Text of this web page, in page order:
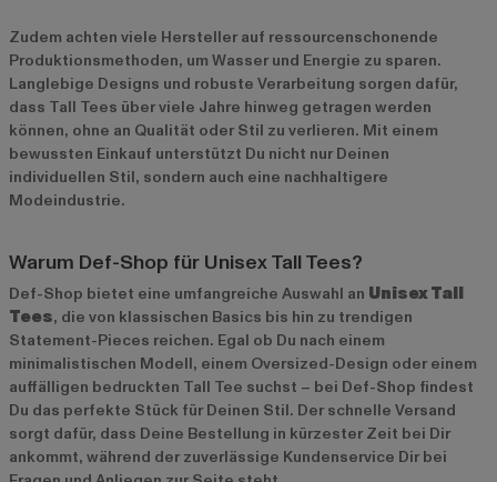
Zudem achten viele Hersteller auf ressourcenschonende
Produktionsmethoden, um Wasser und Energie zu sparen.
Langlebige Designs und robuste Verarbeitung sorgen dafür,
dass Tall Tees über viele Jahre hinweg getragen werden
können, ohne an Qualität oder Stil zu verlieren. Mit einem
bewussten Einkauf unterstützt Du nicht nur Deinen
individuellen Stil, sondern auch eine nachhaltigere
Modeindustrie.
Warum Def-Shop für Unisex Tall Tees?
Def-Shop bietet eine umfangreiche Auswahl an Unisex Tall
Tees, die von klassischen Basics bis hin zu trendigen
Statement-Pieces reichen. Egal ob Du nach einem
minimalistischen Modell, einem Oversized-Design oder einem
auffälligen bedruckten Tall Tee suchst – bei Def-Shop findest
Du das perfekte Stück für Deinen Stil. Der schnelle Versand
sorgt dafür, dass Deine Bestellung in kürzester Zeit bei Dir
ankommt, während der zuverlässige Kundenservice Dir bei